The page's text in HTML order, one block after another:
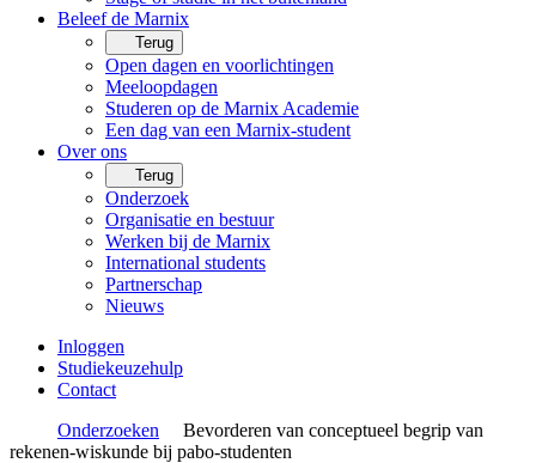
Beleef de Marnix
Terug
Open dagen en voorlichtingen
Meeloopdagen
Studeren op de Marnix Academie
Een dag van een Marnix-student
Over ons
Terug
Onderzoek
Organisatie en bestuur
Werken bij de Marnix
International students
Partnerschap
Nieuws
Inloggen
Studiekeuzehulp
Contact
Onderzoeken
Bevorderen van conceptueel begrip van
rekenen-wiskunde bij pabo-studenten